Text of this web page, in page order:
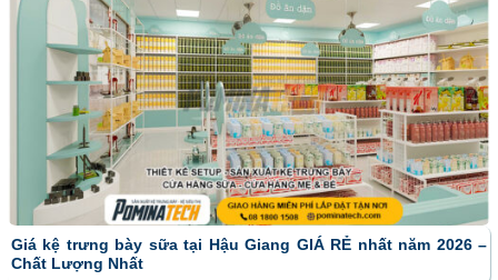
Giá kệ trưng bày sữa tại Hậu Giang GIÁ RẺ nhất năm 2026 –
Chất Lượng Nhất